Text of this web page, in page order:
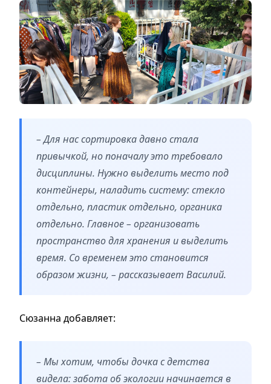
– Для нас сортировка давно стала
привычкой, но поначалу это требовало
дисциплины. Нужно выделить место под
контейнеры, наладить систему: стекло
отдельно, пластик отдельно, органика
отдельно. Главное – организовать
пространство для хранения и выделить
время. Со временем это становится
образом жизни, – рассказывает Василий.
Сюзанна добавляет:
– Мы хотим, чтобы дочка с детства
видела: забота об экологии начинается в